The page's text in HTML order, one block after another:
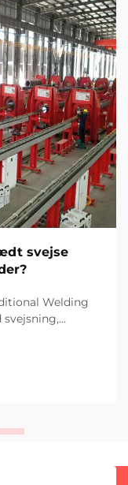
svejse
Welding
svejsning,
over et